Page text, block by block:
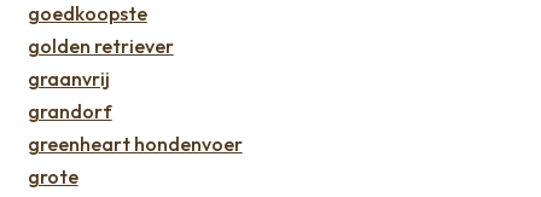
goedkoopste
golden retriever
graanvrij
grandorf
greenheart hondenvoer
grote